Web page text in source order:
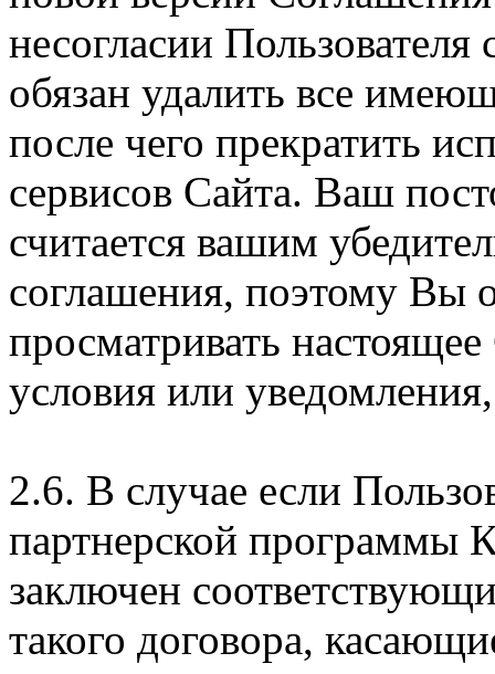
несогласии
обязан удалить все
после чего прекратить
сервисов Сайта. Ваш
считается вашим
соглашения, поэтому Вы
просматривать
условия или
2.6. В случае если
партнерской программы
заключен
такого договора,